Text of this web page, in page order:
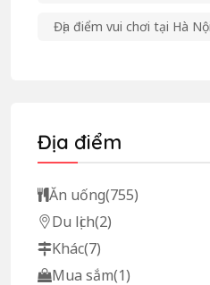
Địa điểm vui chơi tại Hà
Địa điểm
Ăn uống(755)
Du lịch(2)
Khác(7)
Mua sắm(1)